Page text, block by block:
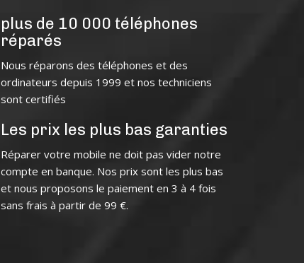
plus de 10 000 téléphones
réparés
Nous réparons des téléphones et des
ordinateurs depuis 1999 et nos techniciens
sont certifiés
Les prix les plus bas garanties
Réparer votre mobile ne doit pas vider notre
compte en banque. Nos prix sont les plus bas
et nous proposons le paiement en 3 à 4 fois
sans frais à partir de 99 €.